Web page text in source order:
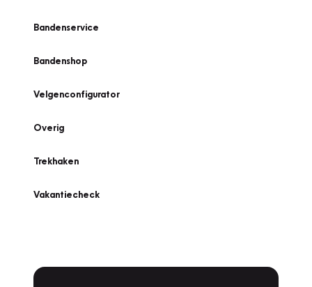
Bandenservice
Bandenshop
Velgenconfigurator
Overig
Trekhaken
Vakantiecheck